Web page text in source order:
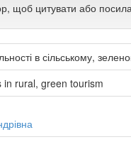
щоб цитувати або
в сільському,
rural, green tourism